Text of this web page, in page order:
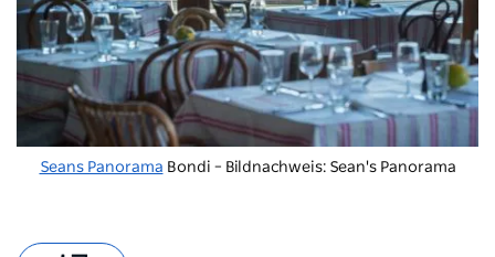
Seans Panorama Bondi – Bildnachweis: Sean's Panorama